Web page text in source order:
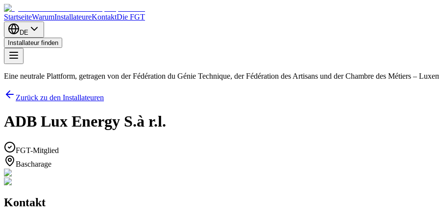
StartseiteWarumInstallateureKontaktDie FGT
DE
Installateur finden
Eine neutrale Plattform, getragen von der Fédération du Génie Technique, der Fédération des Artisans und der Chambre des Métiers –
Zurück zu den Installateuren
ADB Lux Energy S.à r.l.
FGT-Mitglied
Bascharage
Kontakt